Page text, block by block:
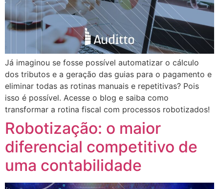
Já imaginou se fosse possível automatizar o cálculo
dos tributos e a geração das guias para o pagamento e
eliminar todas as rotinas manuais e repetitivas? Pois
isso é possível. Acesse o blog e saiba como
transformar a rotina fiscal com processos robotizados!
Robotização: o maior
diferencial competitivo de
uma contabilidade